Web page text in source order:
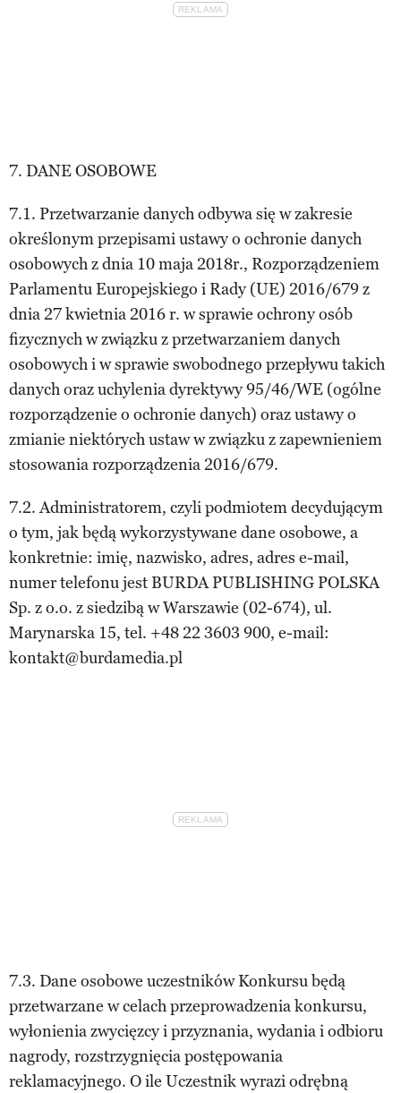
7. DANE OSOBOWE
7.1. Przetwarzanie danych odbywa się w zakresie
określonym przepisami ustawy o ochronie danych
osobowych z dnia 10 maja 2018r., Rozporządzeniem
Parlamentu Europejskiego i Rady (UE) 2016/679 z
dnia 27 kwietnia 2016 r. w sprawie ochrony osób
fizycznych w związku z przetwarzaniem danych
osobowych i w sprawie swobodnego przepływu takich
danych oraz uchylenia dyrektywy 95/46/WE (ogólne
rozporządzenie o ochronie danych) oraz ustawy o
zmianie niektórych ustaw w związku z zapewnieniem
stosowania rozporządzenia 2016/679.
7.2. Administratorem, czyli podmiotem decydującym
o tym, jak będą wykorzystywane dane osobowe, a
konkretnie: imię, nazwisko, adres, adres e-mail,
numer telefonu jest BURDA PUBLISHING POLSKA
Sp. z o.o. z siedzibą w Warszawie (02-674), ul.
Marynarska 15, tel. +48 22 3603 900, e-mail:
kontakt@burdamedia.pl
7.3. Dane osobowe uczestników Konkursu będą
przetwarzane w celach przeprowadzenia konkursu,
wyłonienia zwycięzcy i przyznania, wydania i odbioru
nagrody, rozstrzygnięcia postępowania
reklamacyjnego. O ile Uczestnik wyrazi odrębną